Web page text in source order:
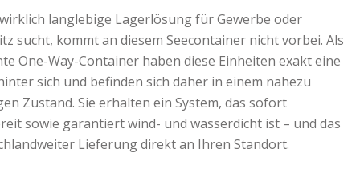
langlebige Lagerlösung für Gewerbe oder
sucht, kommt an diesem Seecontainer nicht vorbei. Als
One-Way-Container haben diese Einheiten exakt eine
sich und befinden sich daher in einem nahezu
Zustand. Sie erhalten ein System, das sofort
sowie garantiert wind- und wasserdicht ist – und das
Lieferung direkt an Ihren Standort.